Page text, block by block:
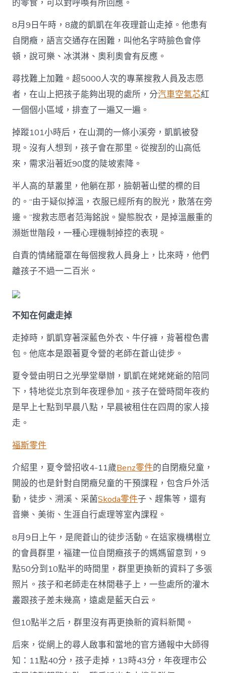
一
二
百
找
OSDER
奧
台
北
汽
車
自
閉
癥
孩
五
天〉
的零食，可以對呼喚有所回應。
8月9日午時，8歲的凱凱在年夜理蒼山走掉。他患有
自閉癥，語言交通存在困難，叫他名字時臉色會停
頓，說可樂、冰淇淋、奧利奧會有反應。
尋找難上加難。超5000人次的專業搜救人員及志愿
者，在山上把孩子能夠出現的處所，分汽車空氣芯紅
一個個小區域，排查了一遍又一遍。
掉蹤101小時后，在山澗的一條小溪旁，凱凱被發
現。沒有人想到，孩子會在那里。從搜刮的山高低
來，需求沿著近90度的陡坡索降。
半人高的草叢里，他躺在那，臉朝著山壁的標的目
的。“由于疑似掉溫，衣服已經所有的脫光，散落在旁
邊。”搜救志愿者范海銘說。變態脫衣，是掉溫嚴重的
瀕逝世階段，一種心理機制掉控的表現。
自責的情緒籠罩在每個搜救人員身上，比來時，他們
離孩子不過一二百米。
不知在何處走掉
走掉時，凱凱穿著深藍色外衣、牛仔褲，背著橙色書
包。他底本是跟著夏令營的老師在蒼山徒步。
夏令營由明日之光學堂舉辦，凱凱在姥姥姥爺的陪同
下，特地從北京到年夜理參加。孩子在營時間年夜約
是早上七點到早晨八點，早晨被租住在四周的家人接
走。
福斯零件
介紹里，夏令營招收4-11歲Benz零件的自閉癥兒童，
開設的也是針對自閉癥兒童的干預課程，包含戶外活
動，徒步、溯溪、采菌Skoda零件子、趕集等，還有
音樂、美術、生涯自行處理等室內課程。
8月9日上午，是爬蒼山的徒步活動。在這家機構樹立
的會員群里，福建一位自閉癥孩子的媽媽留意到，9
點50分到10點半的時間里，群里更換新的資料了多張
照片。孩子和老師走在林間巷子上，一些處所的灌木
叢跟孩子差未幾高，遠處是藍天白云。
但10點半之后，群里沒有再更換新的資料新聞。
后來，從網上的尋人啟事和當地的官方通報中大師得
知：11點40分，孩子走掉，13時43分，年夜理市公